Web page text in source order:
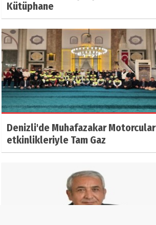
Kütüphane
Denizli'de Muhafazakar Motorcular
etkinlikleriyle Tam Gaz